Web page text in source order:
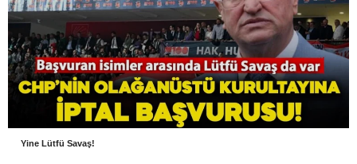
Yine Lütfü Savaş!